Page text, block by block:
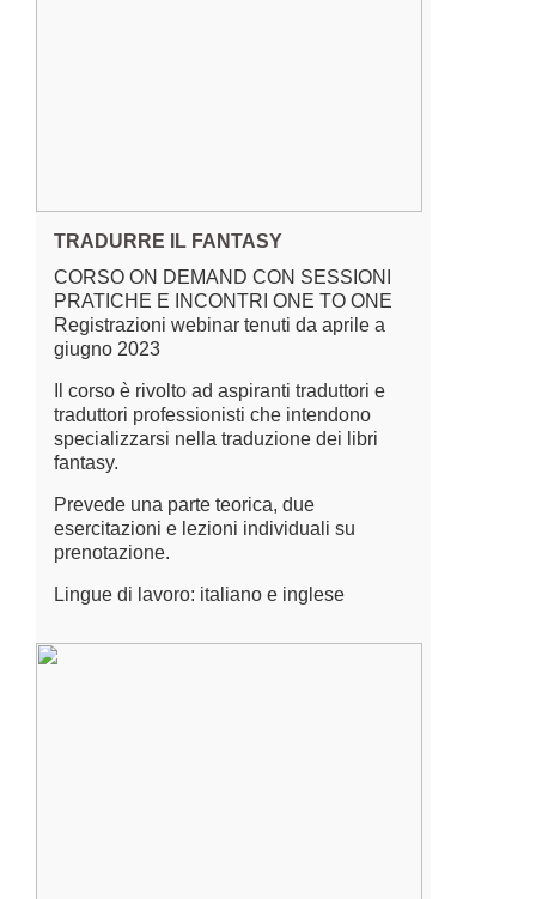
TRADURRE IL FANTASY
CORSO ON DEMAND CON SESSIONI
PRATICHE E INCONTRI ONE TO ONE
Registrazioni webinar tenuti da aprile a
giugno 2023
Il corso è rivolto ad aspiranti traduttori e
traduttori professionisti che intendono
specializzarsi nella traduzione dei libri
fantasy.
Prevede una parte teorica, due
esercitazioni e lezioni individuali su
prenotazione.
Lingue di lavoro: italiano e inglese